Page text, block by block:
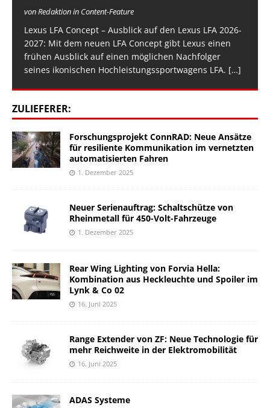
von Redaktion in Content-Feature
Lexus LFA Concept – Ausblick auf den Lexus LFA 2026-
2027: Mit dem neuen LFA Concept gibt Lexus einen
frühen Ausblick auf einen möglichen Nachfolger
seines ikonischen Hochleistungssportwagens LFA. […]
ZULIEFERER:
Forschungsprojekt ConnRAD: Neue Ansätze
für resiliente Kommunikation im vernetzten
automatisierten Fahren
1. Dezember 2025
Neuer Serienauftrag: Schaltschütze von
Rheinmetall für 450-Volt-Fahrzeuge
1. Dezember 2025
Rear Wing Lighting von Forvia Hella:
Kombination aus Heckleuchte und Spoiler im
Lynk & Co 02
16. Juni 2025
Range Extender von ZF: Neue Technologie für
mehr Reichweite in der Elektromobilität
16. Juni 2025
ADAS Systeme